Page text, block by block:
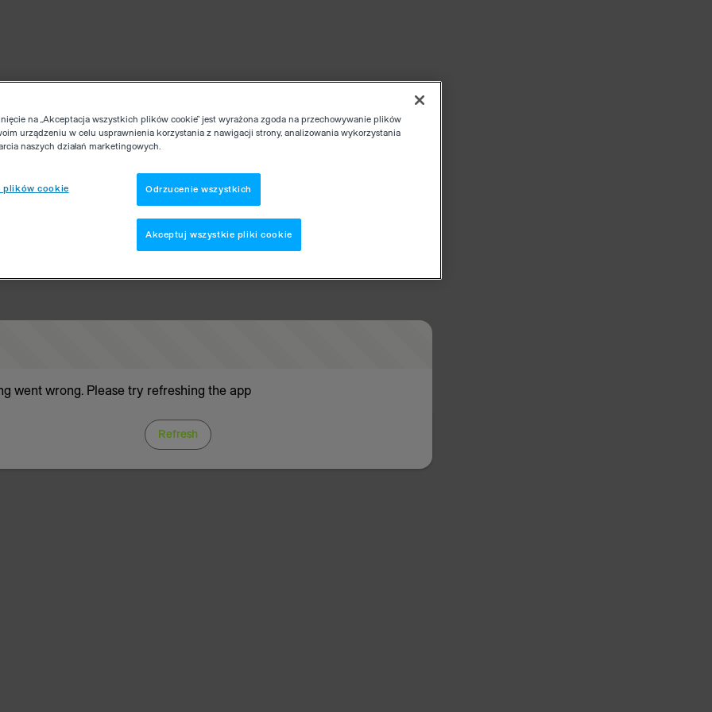
went wrong. Please try refreshing the app
Refresh
na „Akceptacja wszystkich plików cookie” jest wyrażona zgoda na przechowywanie plików
urządzeniu w celu usprawnienia korzystania z nawigacji strony, analizowania wykorzystania
naszych działań marketingowych.
plików cookie Odrzucenie wszystkich
Akceptuj wszystkie pliki cookie